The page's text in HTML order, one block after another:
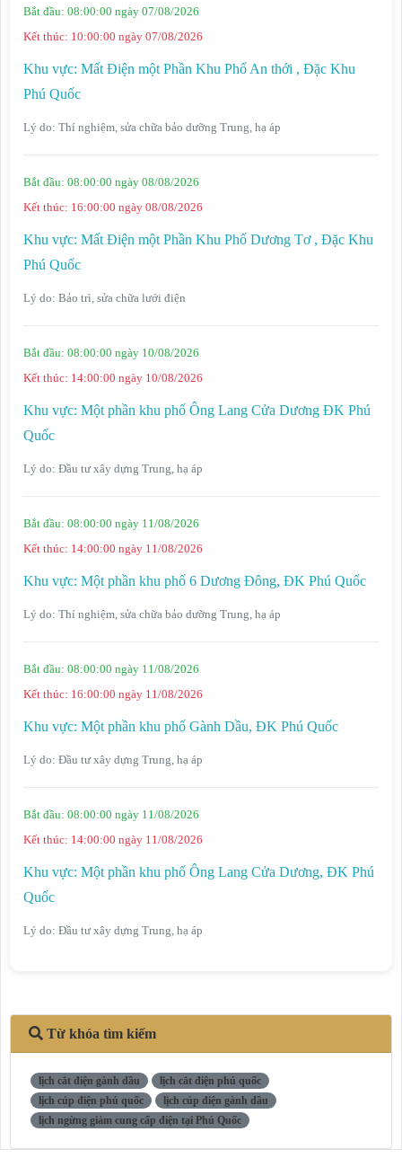
Bắt đầu: 08:00:00 ngày 07/08/2026
Kết thúc: 10:00:00 ngày 07/08/2026
Khu vực: Mất Điện một Phần Khu Phố An thới , Đặc Khu
Phú Quốc
Lý do: Thí nghiệm, sửa chữa bảo dưỡng Trung, hạ áp
Bắt đầu: 08:00:00 ngày 08/08/2026
Kết thúc: 16:00:00 ngày 08/08/2026
Khu vực: Mất Điện một Phần Khu Phố Dương Tơ , Đặc Khu
Phú Quốc
Lý do: Bảo trì, sửa chữa lưới điện
Bắt đầu: 08:00:00 ngày 10/08/2026
Kết thúc: 14:00:00 ngày 10/08/2026
Khu vực: Một phần khu phố Ông Lang Cửa Dương ĐK Phú
Quốc
Lý do: Đầu tư xây dựng Trung, hạ áp
Bắt đầu: 08:00:00 ngày 11/08/2026
Kết thúc: 14:00:00 ngày 11/08/2026
Khu vực: Một phần khu phố 6 Dương Đông, ĐK Phú Quốc
Lý do: Thí nghiệm, sửa chữa bảo dưỡng Trung, hạ áp
Bắt đầu: 08:00:00 ngày 11/08/2026
Kết thúc: 16:00:00 ngày 11/08/2026
Khu vực: Một phần khu phố Gành Dầu, ĐK Phú Quốc
Lý do: Đầu tư xây dựng Trung, hạ áp
Bắt đầu: 08:00:00 ngày 11/08/2026
Kết thúc: 14:00:00 ngày 11/08/2026
Khu vực: Một phần khu phố Ông Lang Cửa Dương, ĐK Phú
Quốc
Lý do: Đầu tư xây dựng Trung, hạ áp
Từ khóa tìm kiếm
lịch cắt điện gành dầu
lịch cắt điện phú quốc
lịch cúp điện phú quốc
lịch cúp điện gành dầu
lịch ngừng giảm cung cấp điện tại Phú Quốc